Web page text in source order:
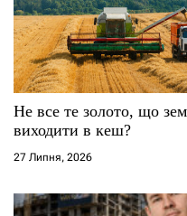
Не все те золото, що
виходити в кеш?
27 Липня, 2026